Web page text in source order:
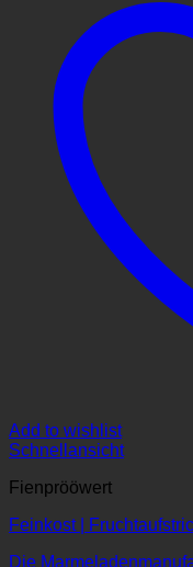
Add to wishlist
Schnellansicht
Fienprööwert
Feinkost |
Die